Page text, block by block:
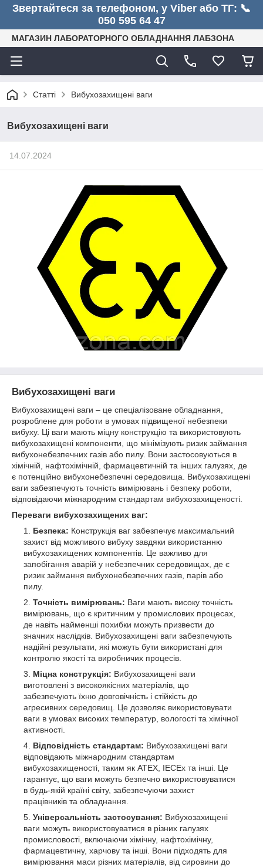
Звертайтеся за телефоном, у Viber або ТГ: 📞
050 595 64 47
МАГАЗИН ЛАБОРАТОРНОГО ОБЛАДНАННЯ ЛАБЗОНА
Статті Вибухозахищені ваги
Вибухозахищені ваги
14.07.2024
Вибухозахищені ваги
Вибухозахищені ваги – це спеціалізоване обладнання,
розроблене для роботи в умовах підвищеної небезпеки
вибуху. Ці ваги мають міцну конструкцію та використовують
вибухозахищені компоненти, що мінімізують ризик займання
вибухонебезпечних газів або пилу. Вони застосовуються в
хімічній, нафтохімічній, фармацевтичній та інших галузях, де
є потенційно вибухонебезпечні середовища. Вибухозахищені
ваги забезпечують точність вимірювань і безпеку роботи,
відповідаючи міжнародним стандартам вибухозахищеності.
Переваги вибухозахищених ваг:
Безпека: Конструкція ваг забезпечує максимальний
захист від можливого вибуху завдяки використанню
вибухозахищених компонентів. Це важливо для
запобігання аварій у небезпечних середовищах, де є
ризик займання вибухонебезпечних газів, парів або
пилу.
Точність вимірювань: Ваги мають високу точність
вимірювань, що є критичним у промислових процесах,
де навіть найменші похибки можуть призвести до
значних наслідків. Вибухозахищені ваги забезпечують
надійні результати, які можуть бути використані для
контролю якості та виробничих процесів.
Міцна конструкція: Вибухозахищені ваги
виготовлені з високоякісних матеріалів, що
забезпечують їхню довговічність і стійкість до
агресивних середовищ. Це дозволяє використовувати
ваги в умовах високих температур, вологості та хімічної
активності.
Відповідність стандартам: Вибухозахищені ваги
відповідають міжнародним стандартам
вибухозахищеності, таким як ATEX, IECEx та інші. Це
гарантує, що ваги можуть безпечно використовуватися
в будь-якій країні світу, забезпечуючи захист
працівників та обладнання.
Універсальність застосування: Вибухозахищені
ваги можуть використовуватися в різних галузях
промисловості, включаючи хімічну, нафтохімічну,
фармацевтичну, харчову та інші. Вони підходять для
вимірювання маси різних матеріалів, від сировини до